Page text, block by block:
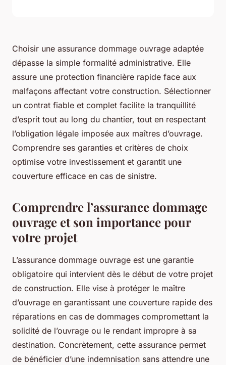
Choisir une assurance dommage ouvrage adaptée
dépasse la simple formalité administrative. Elle
assure une protection financière rapide face aux
malfaçons affectant votre construction. Sélectionner
un contrat fiable et complet facilite la tranquillité
d’esprit tout au long du chantier, tout en respectant
l’obligation légale imposée aux maîtres d’ouvrage.
Comprendre ses garanties et critères de choix
optimise votre investissement et garantit une
couverture efficace en cas de sinistre.
Comprendre l’assurance dommage
ouvrage et son importance pour
votre projet
L’assurance dommage ouvrage est une garantie
obligatoire qui intervient dès le début de votre projet
de construction. Elle vise à protéger le maître
d’ouvrage en garantissant une couverture rapide des
réparations en cas de dommages compromettant la
solidité de l’ouvrage ou le rendant impropre à sa
destination. Concrètement, cette assurance permet
de bénéficier d’une indemnisation sans attendre une